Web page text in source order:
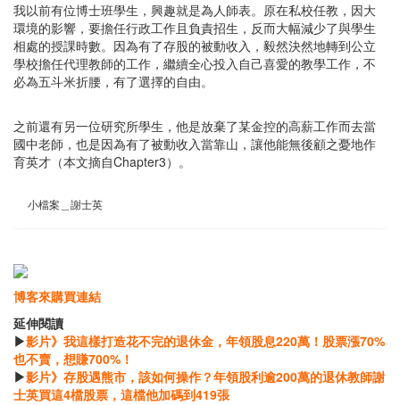
我以前有位博士班學生，興趣就是為人師表。原在私校任教，因大
環境的影響，要擔任行政工作且負責招生，反而大幅減少了與學生
相處的授課時數。因為有了存股的被動收入，毅然決然地轉到公立
學校擔任代理教師的工作，繼續全心投入自己喜愛的教學工作，不
必為五斗米折腰，有了選擇的自由。
之前還有另一位研究所學生，他是放棄了某金控的高薪工作而去當
國中老師，也是因為有了被動收入當靠山，讓他能無後顧之憂地作
育英才（本文摘自Chapter3）。
小檔案＿謝士英
博客來購買連結
延伸閱讀
▶影片》我這樣打造花不完的退休金，年領股息220萬！股票漲70%
也不賣，想賺700%！
▶影片》存股遇熊市，該如何操作？年領股利逾200萬的退休教師謝
士英買這4檔股票，這檔他加碼到419張